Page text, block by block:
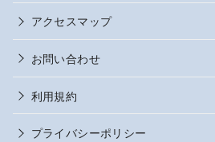
アクセスマップ
お問い合わせ
利用規約
プライバシーポリシー